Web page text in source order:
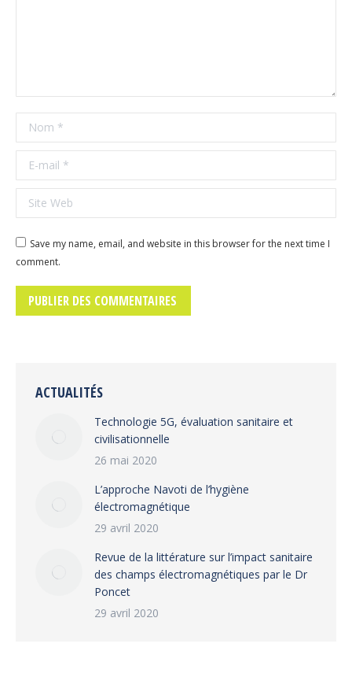
Nom *
E-mail *
Site Web
Save my name, email, and website in this browser for the next time I
comment.
PUBLIER DES COMMENTAIRES
ACTUALITÉS
Technologie 5G, évaluation sanitaire et
civilisationnelle
26 mai 2020
L’approche Navoti de l’hygiène
électromagnétique
29 avril 2020
Revue de la littérature sur l’impact sanitaire
des champs électromagnétiques par le Dr
Poncet
29 avril 2020